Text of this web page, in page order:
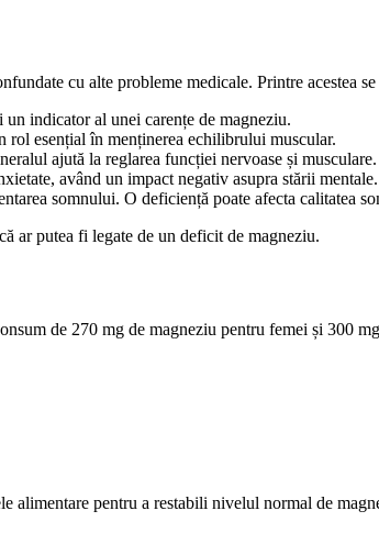
cu alte probleme medicale. Printre acestea se
indicator al unei carențe de magneziu.
rol esențial în menținerea echilibrului muscular.
ajută la reglarea funcției nervoase și musculare.
având un impact negativ asupra stării mentale.
somnului. O deficiență poate afecta calitatea
ar putea fi legate de un deficit de magneziu.
de 270 mg de magneziu pentru femei și 300
alimentare pentru a restabili nivelul normal de